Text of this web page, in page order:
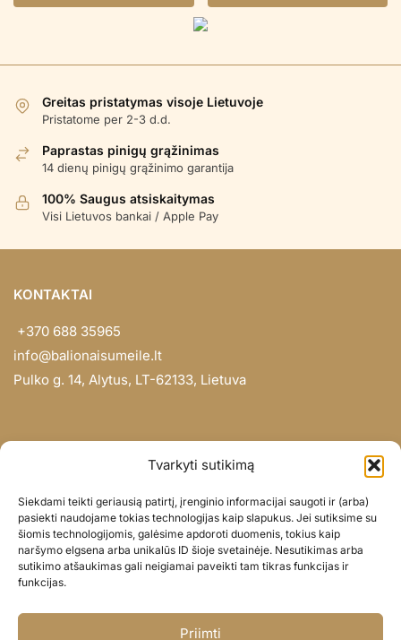
Tvarkyti sutikimą
Siekdami teikti geriausią patirtį, įrenginio informacijai saugoti ir (arba)
pasiekti naudojame tokias technologijas kaip slapukus. Jei sutiksime su
šiomis technologijomis, galėsime apdoroti duomenis, tokius kaip
naršymo elgsena arba unikalūs ID šioje svetainėje. Nesutikimas arba
sutikimo atšaukimas gali neigiamai paveikti tam tikras funkcijas ir
funkcijas.
Priimti
Greitas pristatymas visoje Lietuvoje
Pristatome per 2-3 d.d.
Paprastas pinigų grąžinimas
14 dienų pinigų grąžinimo garantija
100% Saugus atsiskaitymas
Visi Lietuvos bankai / Apple Pay
KONTAKTAI
+370 688 35965
info@balionaisumeile.lt
Pulko g. 14, Alytus, LT-62133, Lietuva
Didmena
Darbų portfolio
Privatumo politika
Parduotuvės politika